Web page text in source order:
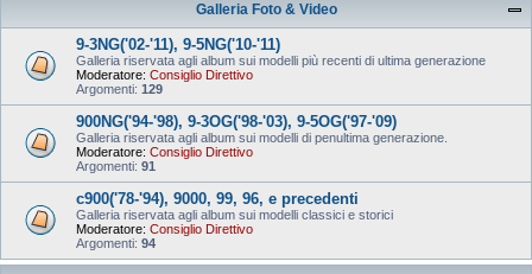
Galleria Foto & Video
9-3NG('02-'11), 9-5NG('10-'11)
Galleria riservata agli album sui modelli più recenti di ultima generazione
Moderatore: Consiglio Direttivo
Argomenti: 129
900NG('94-'98), 9-3OG('98-'03), 9-5OG('97-'09)
Galleria riservata agli album sui modelli di penultima generazione.
Moderatore: Consiglio Direttivo
Argomenti: 91
c900('78-'94), 9000, 99, 96, e precedenti
Galleria riservata agli album sui modelli classici e storici
Moderatore: Consiglio Direttivo
Argomenti: 94